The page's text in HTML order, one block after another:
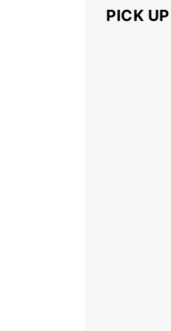
PICK